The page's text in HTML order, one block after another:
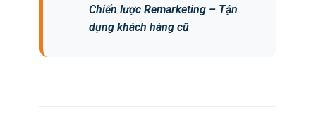
Chiến lược Remarketing – Tận
dụng khách hàng cũ